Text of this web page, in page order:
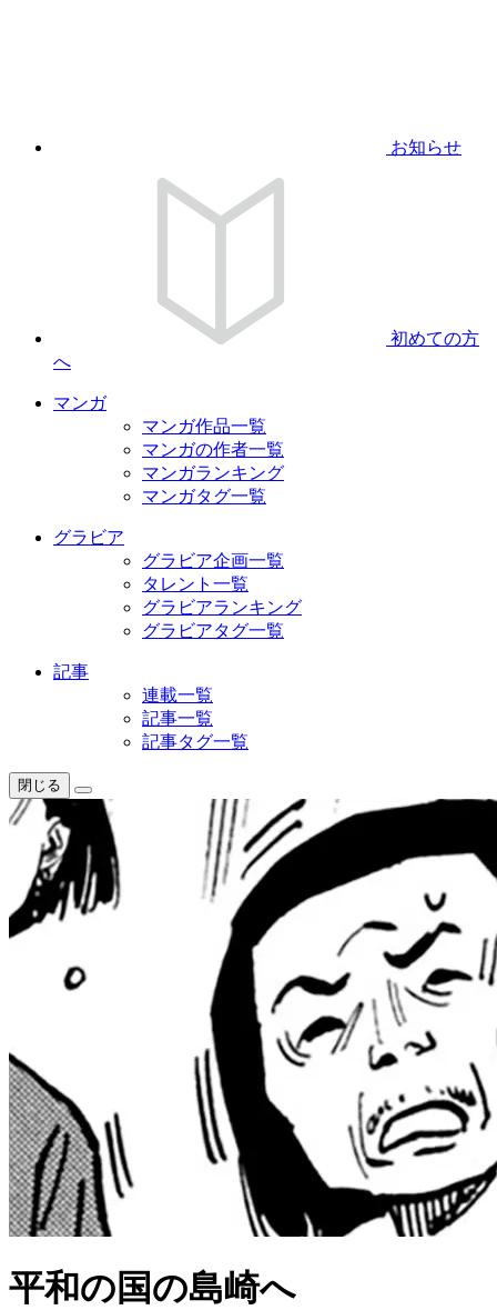
お知らせ
初めての方
へ
マンガ
マンガ作品一覧
マンガの作者一覧
マンガランキング
マンガタグ一覧
グラビア
グラビア企画一覧
タレント一覧
グラビアランキング
グラビアタグ一覧
記事
連載一覧
記事一覧
記事タグ一覧
閉じる
平和の国の島崎へ